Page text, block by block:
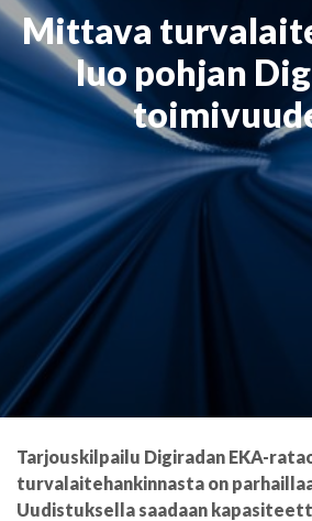
Mittava
luo pohjan
Tarjouskilpailu Digiradan EKA-
turvalaitehankinnasta on
Uudistuksella saadaan